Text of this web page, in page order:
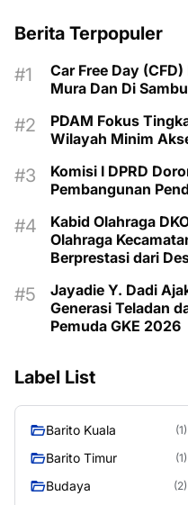
Berita Terpopuler
Car Free Day
Mura Dan Di
PDAM Fokus
Wilayah Minim
Komisi I DPRD
Pembangunan
Kabid Olahraga
Olahraga
Berprestasi dari
Jayadie Y. Dadi
Generasi Teladan
Pemuda GKE 2026
Label List
Barito Kuala (1)
Barito Timur (1)
Budaya (2)